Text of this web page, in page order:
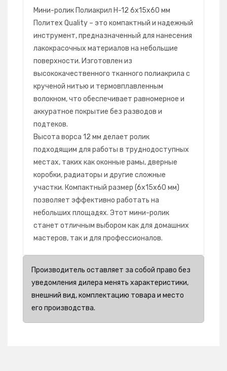
Мини-ролик Полиакрил H-12 6х15х60 мм
Политех Quality – это компактный и надежный
инструмент, предназначенный для нанесения
лакокрасочных материалов на небольшие
поверхности. Изготовлен из
высококачественного тканного полиакрила с
крученой нитью и термовплавленным
волокном, что обеспечивает равномерное и
аккуратное покрытие без разводов и
подтеков.
Высота ворса 12 мм делает ролик
подходящим для работы в труднодоступных
местах, таких как оконные рамы, дверные
коробки, радиаторы и другие сложные
участки. Компактный размер (6х15х60 мм)
позволяет эффективно работать на
небольших площадях. Этот мини-ролик
станет отличным выбором как для домашних
мастеров, так и для профессионалов.
Производитель оставляет за собой право без
уведомления дилера менять характеристики,
внешний вид, комплектацию товара и место
его производства.